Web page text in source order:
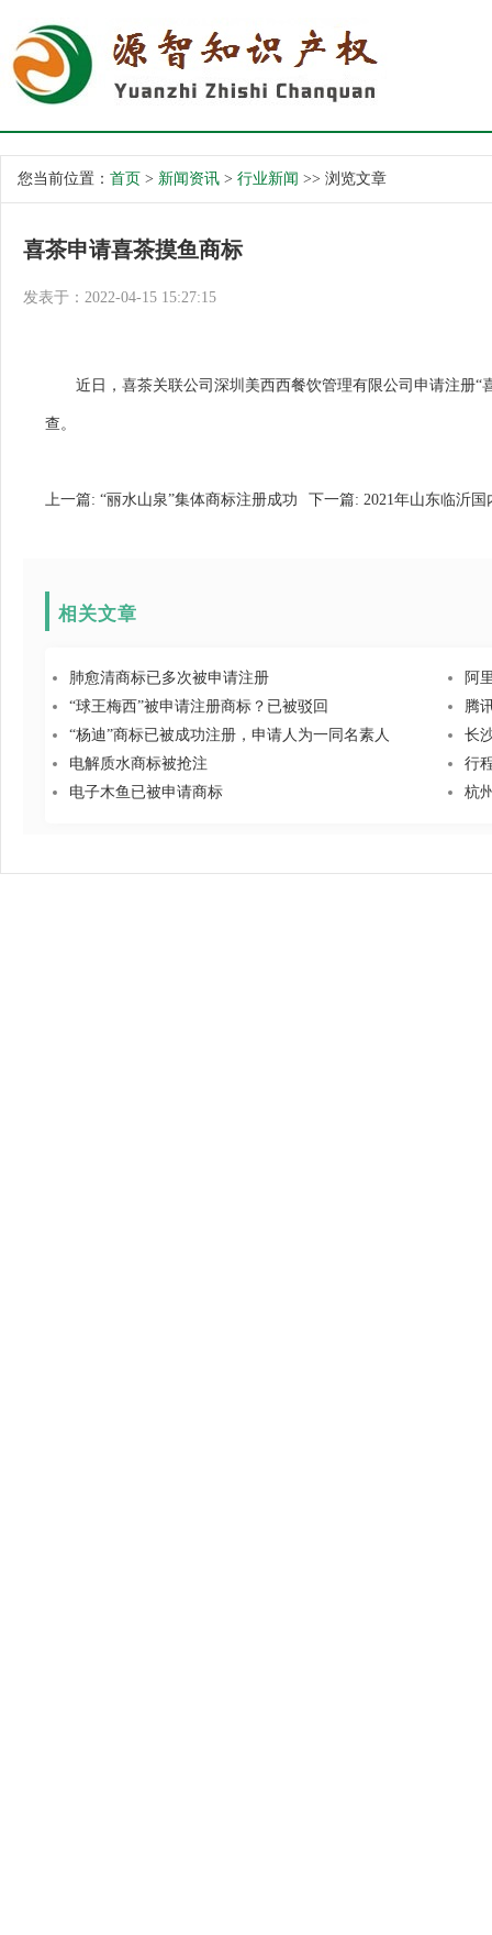
您当前位置： 首页 > 新闻资讯 > 行业新闻 >> 浏览文章
喜茶申请喜茶摸鱼商标
发表于：2022-04-15 15:27:15
近日，喜茶关联公司深圳美西西餐饮管理有限公司申请注册“
查。
上一篇: “丽水山泉”集体商标注册成功 下一篇: 2021年山东临沂
相关文章
肺愈清商标已多次被申请注册
阿
“球王梅西”被申请注册商标？已被驳回
腾
“杨迪”商标已被成功注册，申请人为一同名素人
长
电解质水商标被抢注
行
电子木鱼已被申请商标
杭